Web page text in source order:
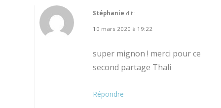
Stéphanie dit :
10 mars 2020 à 19:22
super mignon ! merci pour ce
second partage Thali
Répondre